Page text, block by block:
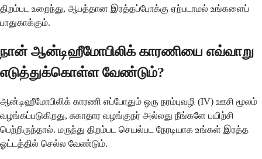
திறம்பட உறைந்து, ஆபத்தான இரத்தப்போக்கு ஏற்படாமல் உங்களைப்
பாதுகாக்கும்.
நான் ஆன்டிஹீமோபிலிக் காரணியை எவ்வாறு
எடுத்துக்கொள்ள வேண்டும்?
ஆன்டிஹீமோபிலிக் காரணி எப்போதும் ஒரு நரம்புவழி (IV) ஊசி மூலம்
வழங்கப்படுகிறது, சுகாதார வழங்குநர் அல்லது நீங்களே பயிற்சி
பெற்றிருந்தால். மருந்து திறம்பட செயல்பட நேரடியாக உங்கள் இரத்த
ஓட்டத்தில் செல்ல வேண்டும்.